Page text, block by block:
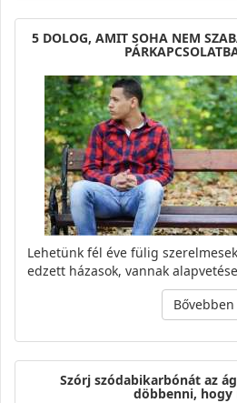
5 DOLOG, AMIT SOHA NEM
Lehetünk fél éve fülig
edzett házasok, vannak
Bővebben
Szórj szódabikarbónát az
döbbenni, hogy